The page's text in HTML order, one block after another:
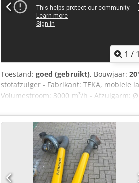
1 /
Toestand: goed (gebruikt), Bouwjaar:
stofafzuiger - Fabrikant: TEKA, mobiele
Volumestroom: 3000 m³/h - Afzuigarm: